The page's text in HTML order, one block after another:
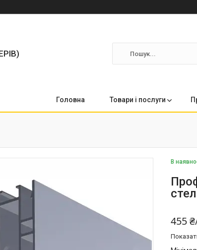
Головна Товари і послуги
В
455